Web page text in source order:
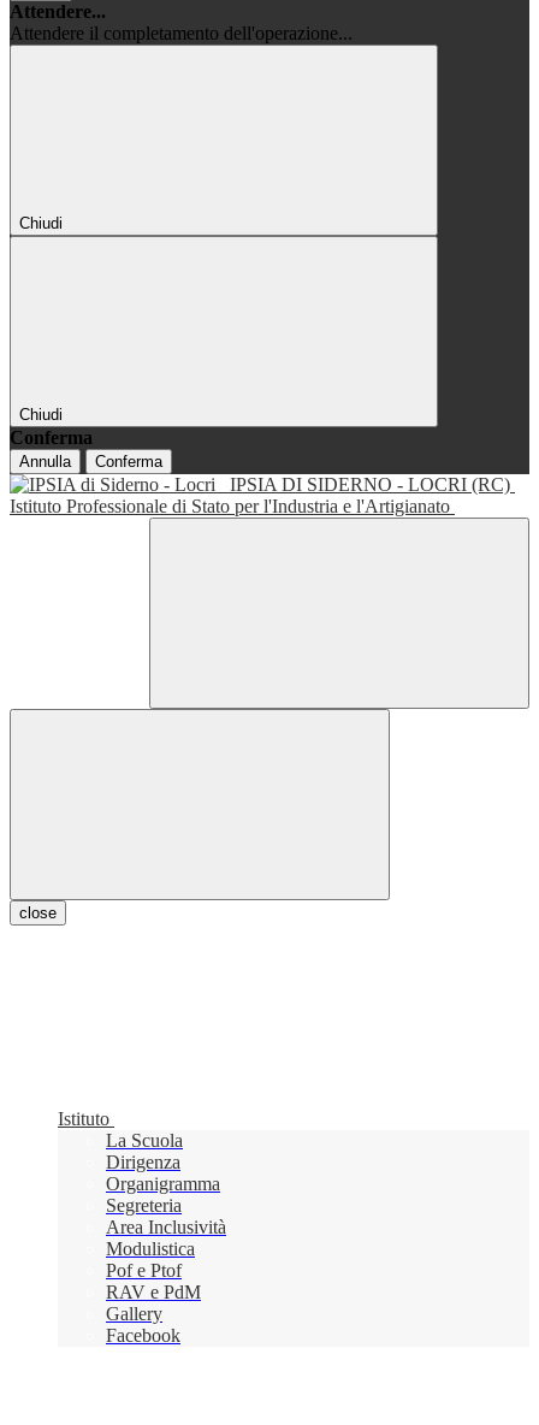
Attendere...
Attendere il completamento dell'operazione...
Chiudi
Chiudi
Conferma
Annulla Conferma
IPSIA DI SIDERNO - LOCRI (RC)
Istituto Professionale di Stato per l'Industria e l'Artigianato
close
Istituto
La Scuola
Dirigenza
Organigramma
Segreteria
Area Inclusività
Modulistica
Pof e Ptof
RAV e PdM
Gallery
Facebook